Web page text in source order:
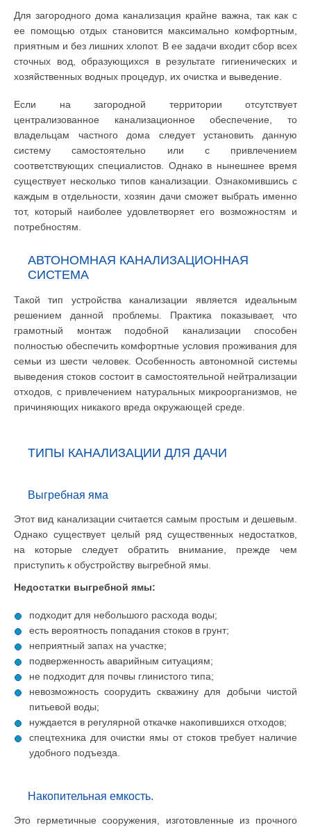
Для загородного дома канализация крайне важна, так как с
ее помощью отдых становится максимально комфортным,
приятным и без лишних хлопот. В ее задачи входит сбор всех
сточных вод, образующихся в результате гигиенических и
хозяйственных водных процедур, их очистка и выведение.
Если на загородной территории отсутствует
централизованное канализационное обеспечение, то
владельцам частного дома следует установить данную
систему самостоятельно или с привлечением
соответствующих специалистов. Однако в нынешнее время
существует несколько типов канализации. Ознакомившись с
каждым в отдельности, хозяин дачи сможет выбрать именно
тот, который наиболее удовлетворяет его возможностям и
потребностям.
АВТОНОМНАЯ КАНАЛИЗАЦИОННАЯ
СИСТЕМА
Такой тип устройства канализации является идеальным
решением данной проблемы. Практика показывает, что
грамотный монтаж подобной канализации способен
полностью обеспечить комфортные условия проживания для
семьи из шести человек. Особенность автономной системы
выведения стоков состоит в самостоятельной нейтрализации
отходов, с привлечением натуральных микроорганизмов, не
причиняющих никакого вреда окружающей среде.
ТИПЫ КАНАЛИЗАЦИИ ДЛЯ ДАЧИ
Выгребная яма
Этот вид канализации считается самым простым и дешевым.
Однако существует целый ряд существенных недостатков,
на которые следует обратить внимание, прежде чем
приступить к обустройству выгребной ямы.
Недостатки выгребной ямы:
подходит для небольшого расхода воды;
есть вероятность попадания стоков в грунт;
неприятный запах на участке;
подверженность аварийным ситуациям;
не подходит для почвы глинистого типа;
невозможность соорудить скважину для добычи чистой
питьевой воды;
нуждается в регулярной откачке накопившихся отходов;
спецтехника для очистки ямы от стоков требует наличие
удобного подъезда.
Накопительная емкость.
Это герметичные сооружения, изготовленные из прочного